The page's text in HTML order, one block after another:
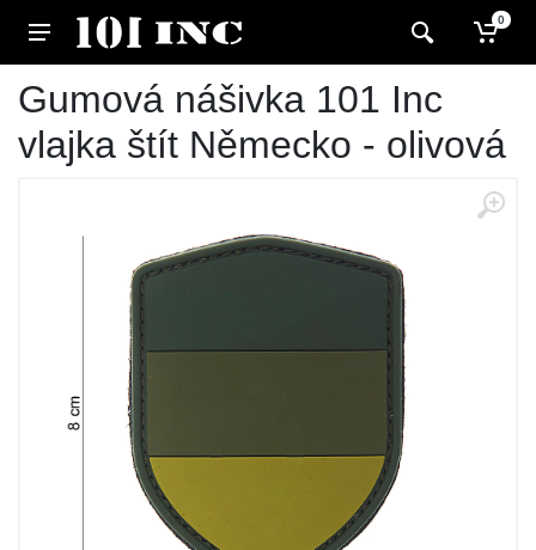
0
Gumová nášivka 101 Inc
vlajka štít Německo - olivová